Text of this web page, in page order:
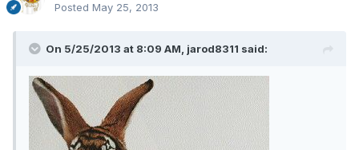
Posted May 25, 2013
On 5/25/2013 at 8:09 AM, jarod8311 said: